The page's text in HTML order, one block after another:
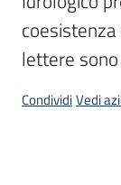
lettere
CondividiVedi